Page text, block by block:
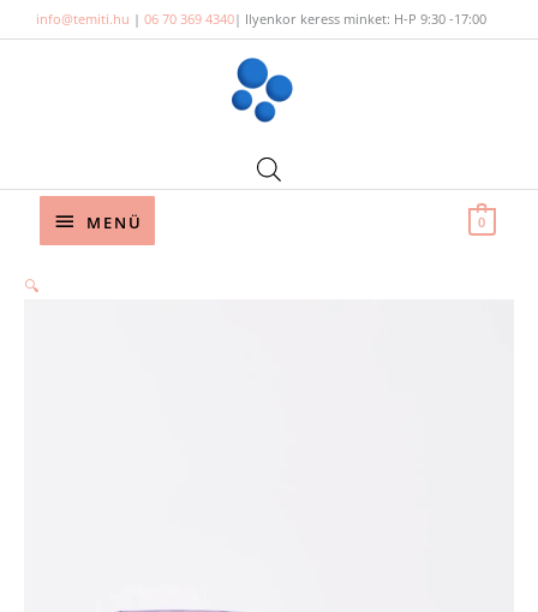
to
info@temiti.hu | 06 70 369 4340| Ilyenkor keress minket: H-P 9:30 -17:00
Below
MENÜ 0
🔍